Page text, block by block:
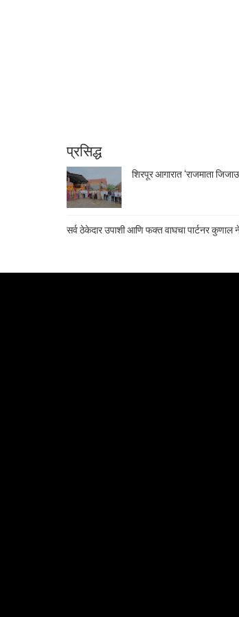
प्रसिद्ध
शिरपूर आगारात ‘राजमाता
सर्व ठेकेदार उपाशी आणि फक्त वाघचा पार्टनर कुणाल